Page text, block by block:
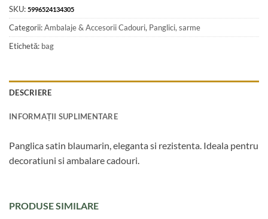
SKU: 5996524134305
Categorii:Ambalaje & Accesorii Cadouri, Panglici, sarme
Etichetă: bag
DESCRIERE
INFORMAȚII SUPLIMENTARE
Panglica satin blaumarin, eleganta si rezistenta. Ideala pentru
decoratiuni si ambalare cadouri.
PRODUSE SIMILARE